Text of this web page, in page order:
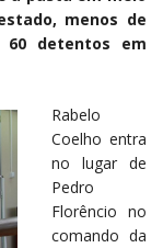
menos de
detentos em
Rabelo
Coelho entra
no lugar de
Pedro
Florêncio no
comando da